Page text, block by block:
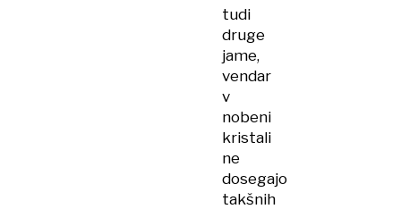
tudi
druge
jame,
vendar
v
nobeni
kristali
ne
dosegajo
takšnih